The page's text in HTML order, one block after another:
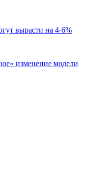
вырасти на 4-6%
изменение модели